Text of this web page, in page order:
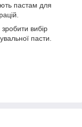
пастам для
вибір
пасти.